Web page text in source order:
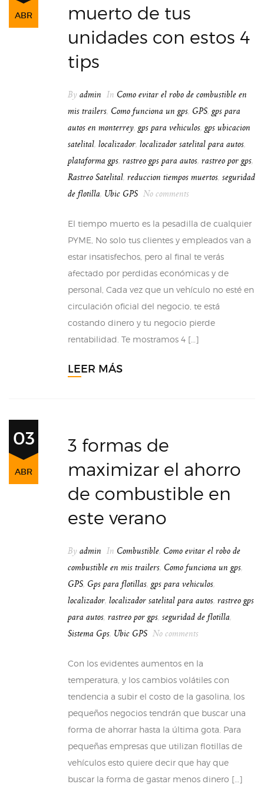
ABR
muerto de tus
unidades con estos 4
tips
By admin In Como evitar el robo de combustible en
mis trailers, Como funciona un gps, GPS, gps para
autos en monterrey, gps para vehiculos, gps ubicacion
satelital, localizador, localizador satelital para autos,
plataforma gps, rastreo gps para autos, rastreo por gps,
Rastreo Satelital, reduccion tiempos muertos, seguridad
de flotilla, Ubic GPS No comments
El tiempo muerto es la pesadilla de cualquier
PYME, No solo tus clientes y empleados van a
estar insatisfechos, pero al final te verás
afectado por perdidas económicas y de
personal, Cada vez que un vehículo no esté en
circulación oficial del negocio, te está
costando dinero y tu negocio pierde
rentabilidad. Te mostramos 4 […]
LEER MÁS
03
ABR
3 formas de
maximizar el ahorro
de combustible en
este verano
By admin In Combustible, Como evitar el robo de
combustible en mis trailers, Como funciona un gps,
GPS, Gps para flotillas, gps para vehiculos,
localizador, localizador satelital para autos, rastreo gps
para autos, rastreo por gps, seguridad de flotilla,
Sistema Gps, Ubic GPS No comments
Con los evidentes aumentos en la
temperatura, y los cambios volátiles con
tendencia a subir el costo de la gasolina, los
pequeños negocios tendrán que buscar una
forma de ahorrar hasta la última gota. Para
pequeñas empresas que utilizan flotillas de
vehículos esto quiere decir que hay que
buscar la forma de gastar menos dinero […]